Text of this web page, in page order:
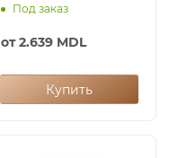
Под заказ
от2.639 MDL
Купить